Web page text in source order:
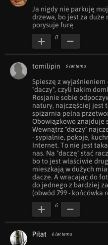
Ja nigdy nie parkuję
drzewa, bo jest za duże
porysuje furę
0
tomilipin 6 lat temu
Spieszę z wyjaśnieniem
"daczy", czyli takim
Rosjanie sobie
natury, najczęściej jest
spiżarnia pełna
Obowiązkowo znajduje
Wewnątrz "daczy"
- sypialnie, pokoje,
Internet. To nie jest
nas. Na "daczę" stać
bo to jest właściwie
mieszkają w dużych
dacze. A wracając do
do jednego z bardziej
(obwód 799 - końcówka
6
Piłat 6 lat temu